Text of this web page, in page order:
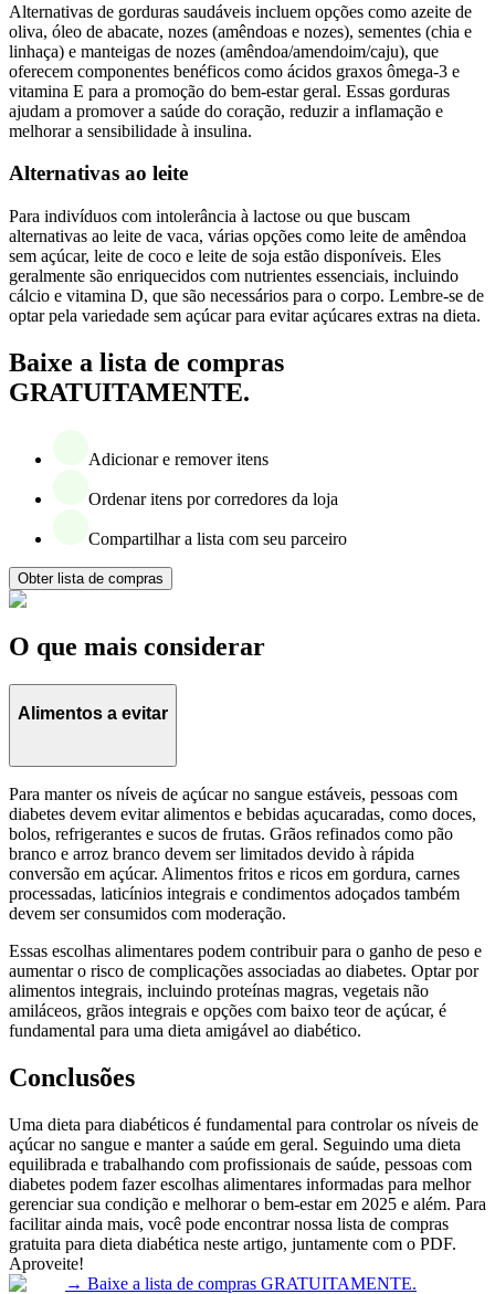
Alternativas de gorduras saudáveis incluem opções como azeite de
oliva, óleo de abacate, nozes (amêndoas e nozes), sementes (chia e
linhaça) e manteigas de nozes (amêndoa/amendoim/caju), que
oferecem componentes benéficos como ácidos graxos ômega-3 e
vitamina E para a promoção do bem-estar geral. Essas gorduras
ajudam a promover a saúde do coração, reduzir a inflamação e
melhorar a sensibilidade à insulina.
Alternativas ao leite
Para indivíduos com intolerância à lactose ou que buscam
alternativas ao leite de vaca, várias opções como leite de amêndoa
sem açúcar, leite de coco e leite de soja estão disponíveis. Eles
geralmente são enriquecidos com nutrientes essenciais, incluindo
cálcio e vitamina D, que são necessários para o corpo. Lembre-se de
optar pela variedade sem açúcar para evitar açúcares extras na dieta.
Baixe a lista de compras
GRATUITAMENTE.
Adicionar e remover itens
Ordenar itens por corredores da loja
Compartilhar a lista com seu parceiro
Obter lista de compras
O que mais considerar
Alimentos a evitar
Para manter os níveis de açúcar no sangue estáveis, pessoas com
diabetes devem evitar alimentos e bebidas açucaradas, como doces,
bolos, refrigerantes e sucos de frutas. Grãos refinados como pão
branco e arroz branco devem ser limitados devido à rápida
conversão em açúcar. Alimentos fritos e ricos em gordura, carnes
processadas, laticínios integrais e condimentos adoçados também
devem ser consumidos com moderação.
Essas escolhas alimentares podem contribuir para o ganho de peso e
aumentar o risco de complicações associadas ao diabetes. Optar por
alimentos integrais, incluindo proteínas magras, vegetais não
amiláceos, grãos integrais e opções com baixo teor de açúcar, é
fundamental para uma dieta amigável ao diabético.
Conclusões
Uma dieta para diabéticos é fundamental para controlar os níveis de
açúcar no sangue e manter a saúde em geral. Seguindo uma dieta
equilibrada e trabalhando com profissionais de saúde, pessoas com
diabetes podem fazer escolhas alimentares informadas para melhor
gerenciar sua condição e melhorar o bem-estar em 2025 e além. Para
facilitar ainda mais, você pode encontrar nossa lista de compras
gratuita para dieta diabética neste artigo, juntamente com o PDF.
Aproveite!
→ Baixe a lista de compras GRATUITAMENTE.